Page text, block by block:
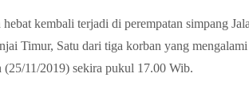
kembali terjadi di perempatan simpang
Timur, Satu dari tiga korban yang
(25/11/2019) sekira pukul 17.00 Wib.